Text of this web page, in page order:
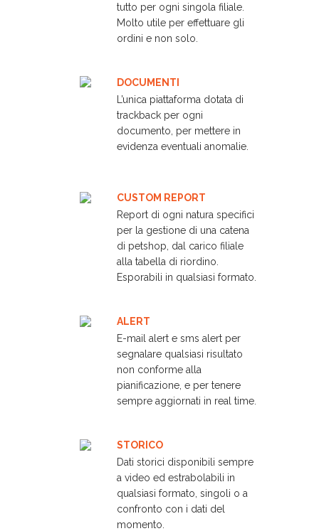
tutto per ogni singola filiale.
Molto utile per effettuare gli
ordini e non solo.
DOCUMENTI
L’unica piattaforma dotata di
trackback per ogni
documento, per mettere in
evidenza eventuali anomalie.
CUSTOM REPORT
Report di ogni natura specifici
per la gestione di una catena
di petshop, dal carico filiale
alla tabella di riordino.
Esporabili in qualsiasi formato.
ALERT
E-mail alert e sms alert per
segnalare qualsiasi risultato
non conforme alla
pianificazione, e per tenere
sempre aggiornati in real time.
STORICO
Dati storici disponibili sempre
a video ed estrabolabili in
qualsiasi formato, singoli o a
confronto con i dati del
momento.